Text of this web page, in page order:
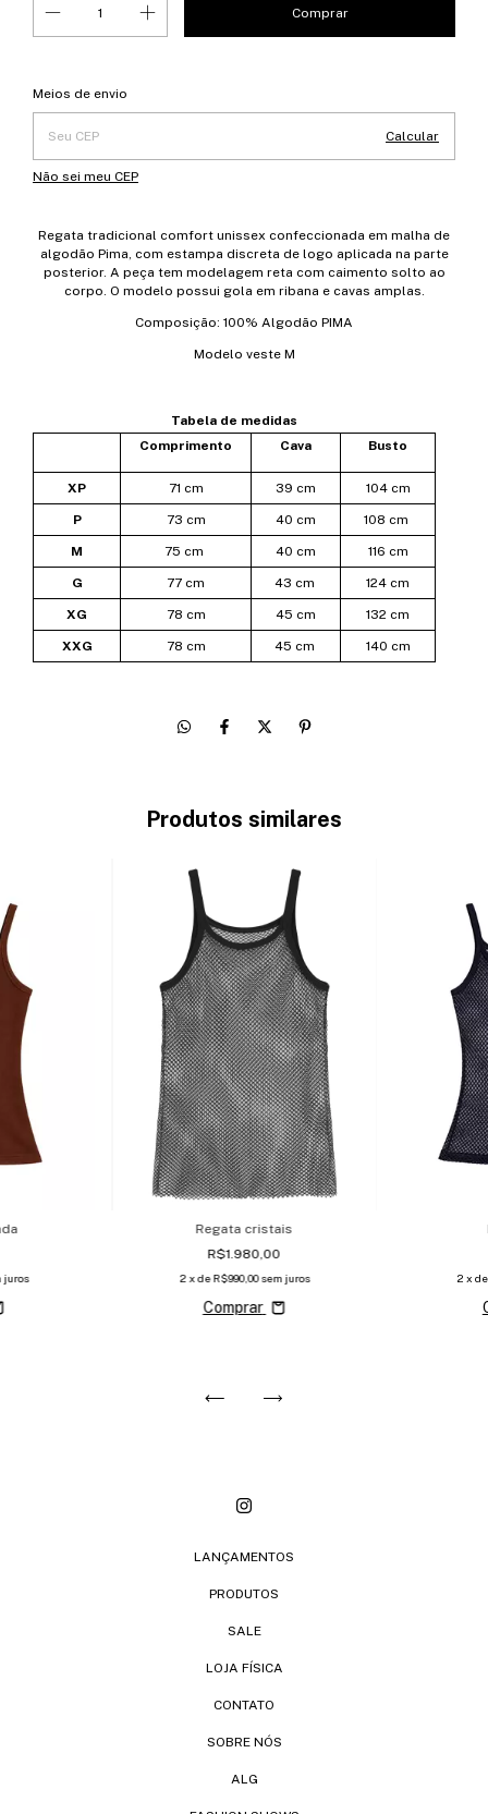
Entregas para o CEP:
Meios de envio
Calcular
Não sei meu CEP
Regata tradicional comfort unissex confeccionada em malha de
algodão Pima, com estampa discreta de logo aplicada na parte
posterior. A peça tem modelagem reta com caimento solto ao
corpo. O modelo possui gola em ribana e cavas amplas.
Composição: 100% Algodão PIMA
Modelo veste M
Tabela de medidas
Comprimento
Cava Busto
XP 71 cm 39 cm 104 cm
P 73 cm 40 cm 108 cm
M 75 cm 40 cm 116 cm
G 77 cm 43 cm 124 cm
XG 78 cm 45 cm 132 cm
XXG 78 cm 45 cm 140 cm
Produtos similares
juros
Regata cristais
R$1.980,00
2 x deR$990,00 sem juros
Comprar
2 x
LANÇAMENTOS
PRODUTOS
SALE
LOJA FÍSICA
CONTATO
SOBRE NÓS
ALG